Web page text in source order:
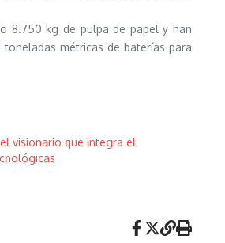
8.750 kg de pulpa de papel y han
métricas de baterías para
visionario que integra el